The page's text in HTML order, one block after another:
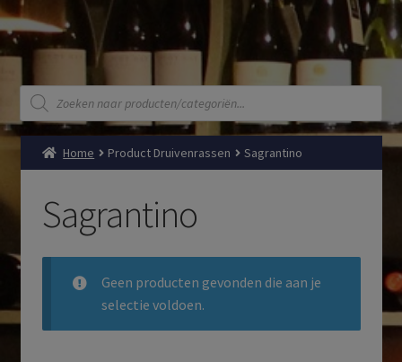
Producten
zoeken
Home Product Druivenrassen Sagrantino
Sagrantino
Geen producten gevonden die aan je
selectie voldoen.